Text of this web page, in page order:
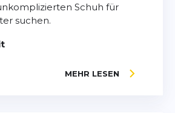
Schuh für
suchen.
MEHR LESEN